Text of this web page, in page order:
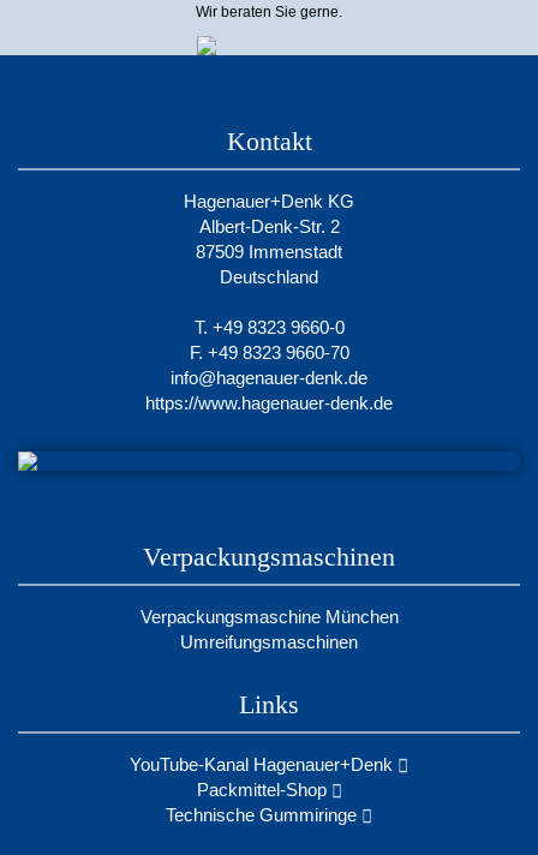
Wir beraten Sie gerne.
Kontakt
Hagenauer+Denk KG
Albert-Denk-Str. 2
87509 Immenstadt
Deutschland
T. +49 8323 9660-0
F. +49 8323 9660-70
info@hagenauer-denk.de
https://www.hagenauer-denk.de
Verpackungsmaschinen
Verpackungsmaschine München
Umreifungsmaschinen
Links
YouTube-Kanal Hagenauer+Denk
Packmittel-Shop
Technische Gummiringe